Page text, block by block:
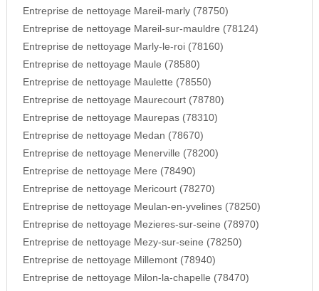
Entreprise de nettoyage Mareil-marly (78750)
Entreprise de nettoyage Mareil-sur-mauldre (78124)
Entreprise de nettoyage Marly-le-roi (78160)
Entreprise de nettoyage Maule (78580)
Entreprise de nettoyage Maulette (78550)
Entreprise de nettoyage Maurecourt (78780)
Entreprise de nettoyage Maurepas (78310)
Entreprise de nettoyage Medan (78670)
Entreprise de nettoyage Menerville (78200)
Entreprise de nettoyage Mere (78490)
Entreprise de nettoyage Mericourt (78270)
Entreprise de nettoyage Meulan-en-yvelines (78250)
Entreprise de nettoyage Mezieres-sur-seine (78970)
Entreprise de nettoyage Mezy-sur-seine (78250)
Entreprise de nettoyage Millemont (78940)
Entreprise de nettoyage Milon-la-chapelle (78470)